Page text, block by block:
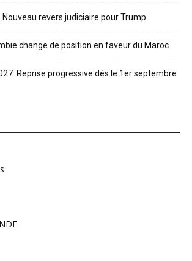
Nouveau revers judiciaire pour Trump
change de position en faveur du Maroc
Reprise progressive dès le 1er septembre